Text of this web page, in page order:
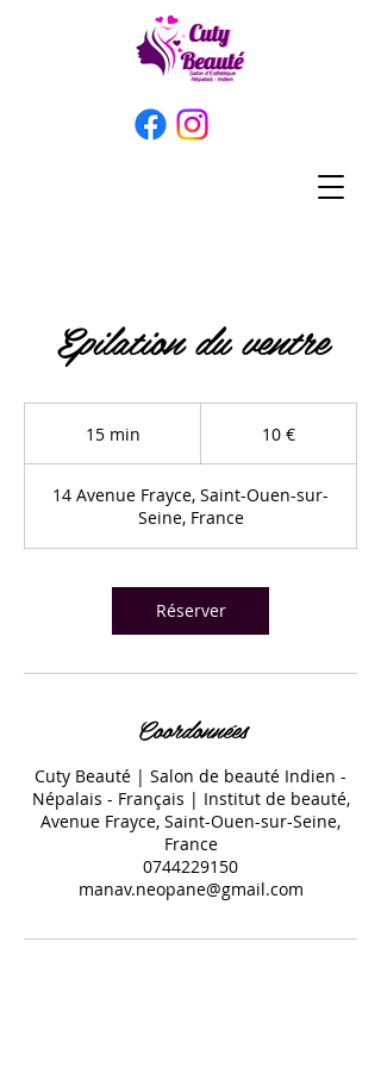
Epilation du ventre
15 min
i
n
10 €
14 Avenue Frayce, Saint-Ouen-sur-
Seine, France
Réserver
Coordonnées
Cuty Beauté | Salon de beauté Indien -
Népalais - Français | Institut de beauté,
Avenue Frayce, Saint-Ouen-sur-Seine,
France
0744229150
manav.neopane@gmail.com